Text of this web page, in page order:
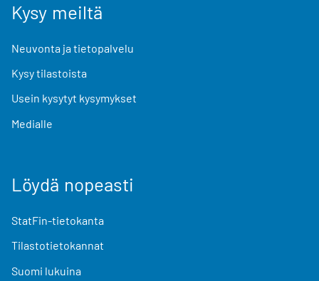
Kysy meiltä
Neuvonta ja tietopalvelu
Kysy tilastoista
Usein kysytyt kysymykset
Medialle
Löydä nopeasti
StatFin-tietokanta
Tilastotietokannat
Suomi lukuina